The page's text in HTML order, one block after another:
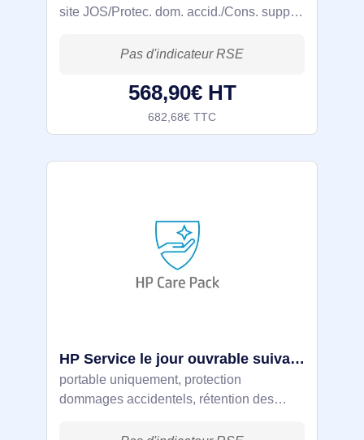
site JOS/Protec. dom. accid./Cons. supp.
année(s), Jour ouvrable suivant
568,90€ HT
682,68€ TTC
HP Service le jour ouvrable suivant en déplacement, ordinateur - UQ846E
portable uniquement, protection
dommages accidentels, rétention des